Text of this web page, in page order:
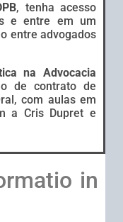
, tenha acesso
e entre em um
entre advogados
na Advocacia
de contrato de
com aulas em
a Cris Dupret e
in